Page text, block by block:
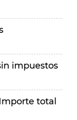
impuestos
total